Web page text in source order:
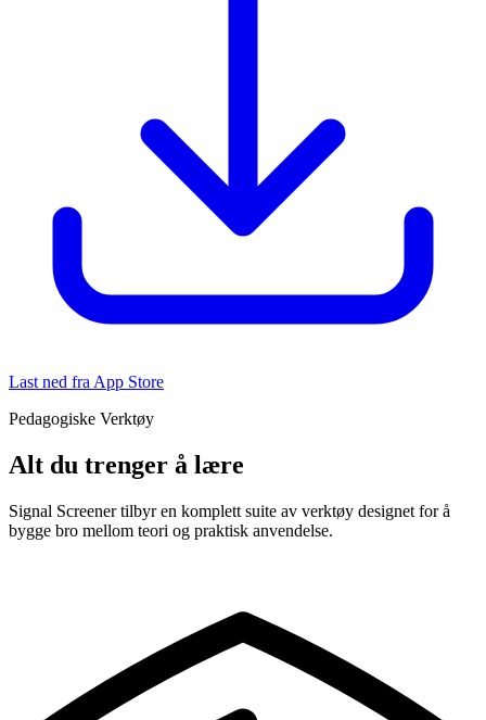
Last ned fra App Store
Pedagogiske Verktøy
Alt du trenger å lære
Signal Screener tilbyr en komplett suite av verktøy designet for å
bygge bro mellom teori og praktisk anvendelse.